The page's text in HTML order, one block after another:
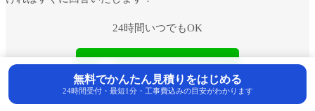
24時間いつでもOK
無料でかんたん見積りをはじめる
24時間受付・最短1分・工事費込みの目安がわかります